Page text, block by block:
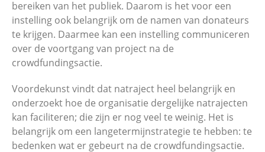
bereiken van het publiek. Daarom is het voor een
instelling ook belangrijk om de namen van donateurs
te krijgen. Daarmee kan een instelling communiceren
over de voortgang van project na de
crowdfundingsactie.
Voordekunst vindt dat natraject heel belangrijk en
onderzoekt hoe de organisatie dergelijke natrajecten
kan faciliteren; die zijn er nog veel te weinig. Het is
belangrijk om een langetermijnstrategie te hebben: te
bedenken wat er gebeurt na de crowdfundingsactie.